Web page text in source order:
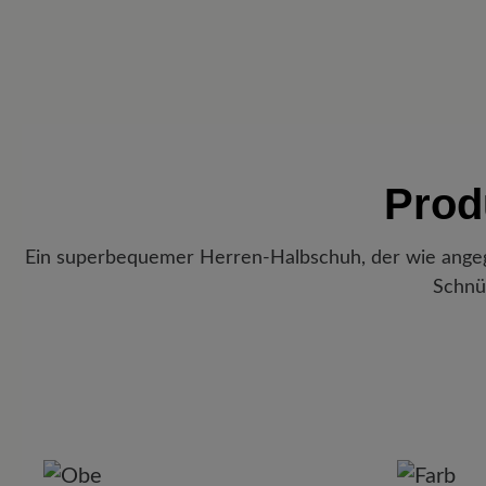
Ein superbequemer Herren-Halbschuh, der wie